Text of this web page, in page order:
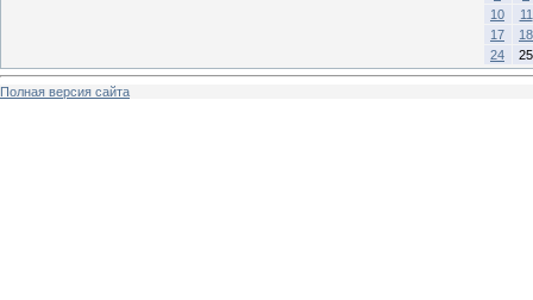
10
11
17
18
24
25
Полная версия сайта